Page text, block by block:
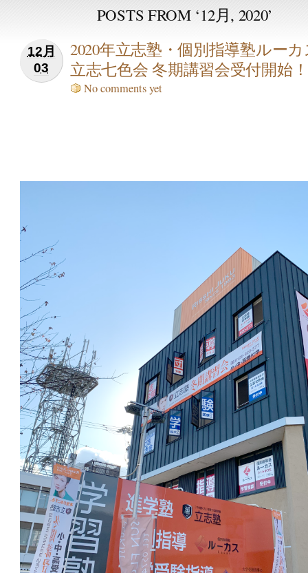
POSTS FROM ‘12月, 2020’
12月
03
2020年立志塾・個別指導塾ルー
立志七色会 冬期講習会受付開始！
No comments yet